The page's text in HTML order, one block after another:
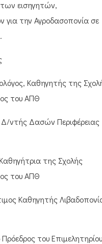
των εισηγητών,
για την Αγροδασοπονία σε
Καθηγητής της
του ΑΠΘ
ντής Δασών Περιφέρειας
της Σχολής
του ΑΠΘ
Καθηγητής
του Επιμελητηρίου